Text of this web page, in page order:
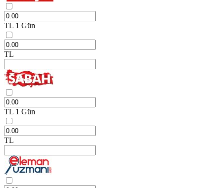
TL 1 Gün
TL
TL 1 Gün
TL